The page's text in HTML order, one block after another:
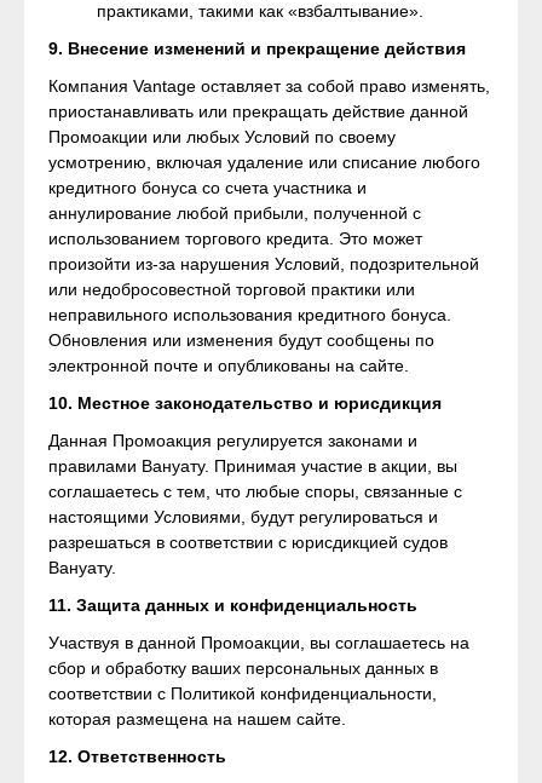
практиками, такими как «взбалтывание».
9. Внесение изменений и прекращение действия
Компания Vantage оставляет за собой право изменять,
приостанавливать или прекращать действие данной
Промоакции или любых Условий по своему
усмотрению, включая удаление или списание любого
кредитного бонуса со счета участника и
аннулирование любой прибыли, полученной с
использованием торгового кредита. Это может
произойти из-за нарушения Условий, подозрительной
или недобросовестной торговой практики или
неправильного использования кредитного бонуса.
Обновления или изменения будут сообщены по
электронной почте и опубликованы на сайте.
10. Местное законодательство и юрисдикция
Данная Промоакция регулируется законами и
правилами Вануату. Принимая участие в акции, вы
соглашаетесь с тем, что любые споры, связанные с
настоящими Условиями, будут регулироваться и
разрешаться в соответствии с юрисдикцией судов
Вануату.
11. Защита данных и конфиденциальность
Участвуя в данной Промоакции, вы соглашаетесь на
сбор и обработку ваших персональных данных в
соответствии с Политикой конфиденциальности,
которая размещена на нашем сайте.
12. Ответственность